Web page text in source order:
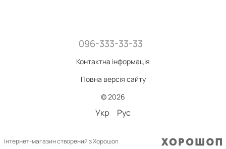
096-333-33-33
Контактна інформація
Повна версія сайту
© 2026
Укр Рус
Інтернет-магазин створений з Хорошоп